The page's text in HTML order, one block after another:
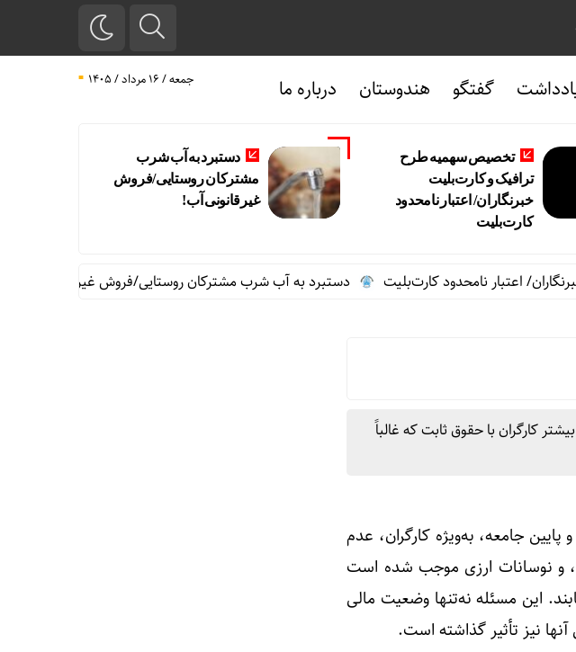
گفتگو هندوستان درباره ما جمعه / ۱۶ مرداد / ۱۴۰۵
تخصیص سهمیه طرح
ترافیک و کارت‌بلیت
خبرنگاران/ اعتبار نامحدود
کارت‌بلیت
دستبرد به آب شرب
مشترکان روستایی/فروش
غیرقانونی آب!
نامحدود کارت‌بلیت دستبرد به آب شرب مشترکان روستایی/فروش غیرقانونی آب!
کارگران با حقوق ثابت که غالباً
جامعه، به‌ویژه کارگران، عدم
و نوسانات ارزی موجب شده است
این مسئله نه‌تنها وضعیت مالی
نیز تأثیر گذاشته است.